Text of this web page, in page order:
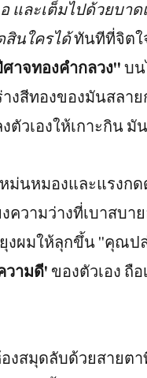
และเต็มไปด้วยบา
สินใครได้ทันทีที่จิตใ
าจทองคำกลวง" บน
างสีทองของมันสลา
ตัวเองให้เกาะกิน
ม่นหมองและแรงก
ความว่างที่เบาสบา
งผมให้ลุกขึ้น "คุณป
วามดี' ของตัวเอง ถื
งสมุดลับด้วยสายต